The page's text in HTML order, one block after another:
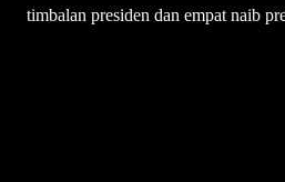
timbalan presiden dan empat naib